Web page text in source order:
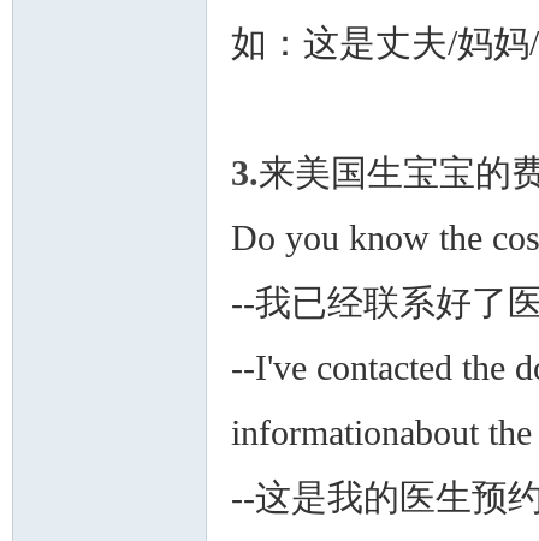
如：这是丈夫/妈
3.来美国生宝宝的
Do you know the
--我已经联系好了
--I've contacted the
informationabout
--这是我的医生预